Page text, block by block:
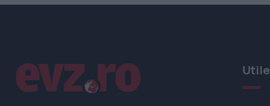
Linkuri utile Utile